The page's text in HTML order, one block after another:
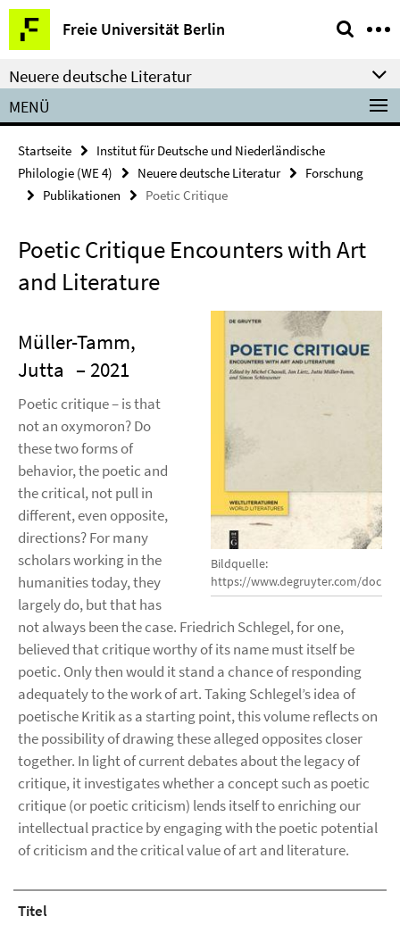
Springe
direkt
zu
Inhalt
Freie Universität Berlin
Service-
Navigation
Neuere deutsche Literatur
MENÜ
Startseite
Institut für Deutsche und Niederländische
Philologie (WE 4)
Neuere deutsche Literatur
Forschung
Publikationen
Poetic Critique
Poetic Critique Encounters with Art
and Literature
Bildquelle:
https://www.degruyter.com/
Müller-Tamm,
Jutta – 2021
Poetic critique – is that
not an oxymoron? Do
these two forms of
behavior, the poetic and
the critical, not pull in
different, even opposite,
directions? For many
scholars working in the
humanities today, they
largely do, but that has
not always been the case. Friedrich Schlegel, for one,
believed that critique worthy of its name must itself be
poetic. Only then would it stand a chance of responding
adequately to the work of art. Taking Schlegel’s idea of
poetische Kritik as a starting point, this volume reflects on
the possibility of drawing these alleged opposites closer
together. In light of current debates about the legacy of
critique, it investigates whether a concept such as poetic
critique (or poetic criticism) lends itself to enriching our
intellectual practice by engaging with the poetic potential
of criticism and the critical value of art and literature.
Titel